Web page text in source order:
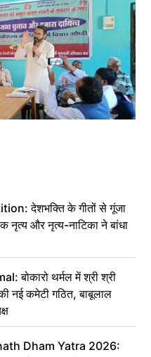
देशभक्ति के गीतों से गूंजा
नृत्य और नृत्य-नाटिका ने बांधा
बोकारो थर्मल में श्री श्री
नई कमेटी गठित, बाबूलाल
Dham Yatra 2026: